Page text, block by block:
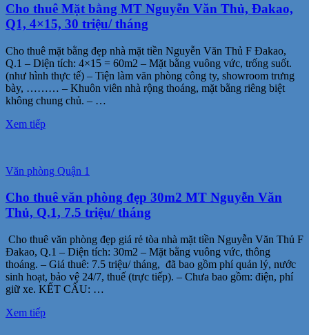
Cho thuê Mặt bằng MT Nguyễn Văn Thủ, Đakao,
Q1, 4×15, 30 triệu/ tháng
Cho thuê mặt bằng đẹp nhà mặt tiền Nguyễn Văn Thủ F Đakao,
Q.1 – Diện tích: 4×15 = 60m2 – Mặt bằng vuông vức, trống suốt.
(như hình thực tế) – Tiện làm văn phòng công ty, showroom trưng
bày, ……… – Khuôn viên nhà rộng thoáng, mặt bằng riêng biệt
không chung chủ. – …
Xem tiếp
Văn phòng Quận 1
Cho thuê văn phòng đẹp 30m2 MT Nguyễn Văn
Thủ, Q.1, 7.5 triệu/ tháng
Cho thuê văn phòng đẹp giá rẻ tòa nhà mặt tiền Nguyễn Văn Thủ F
Đakao, Q.1 – Diện tích: 30m2 – Mặt bằng vuông vức, thông
thoáng. – Giá thuê: 7.5 triệu/ tháng, đã bao gồm phí quản lý, nước
sinh hoạt, bảo vệ 24/7, thuế (trực tiếp). – Chưa bao gồm: điện, phí
giữ xe. KẾT CẤU: …
Xem tiếp